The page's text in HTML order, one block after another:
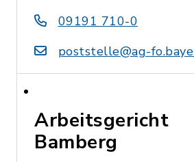
09191 710-0
poststelle@ag-
Arbeitsgericht
Bamberg